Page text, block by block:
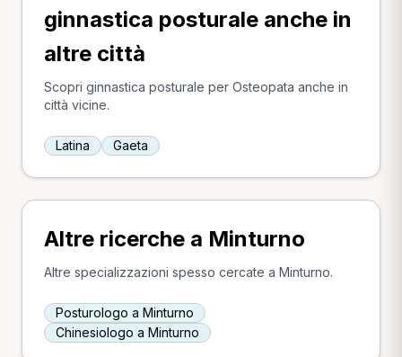
ginnastica posturale anche in
altre città
Scopri ginnastica posturale per Osteopata anche in
città vicine.
Latina Gaeta
Altre ricerche a Minturno
Altre specializzazioni spesso cercate a Minturno.
Posturologo a Minturno
Chinesiologo a Minturno